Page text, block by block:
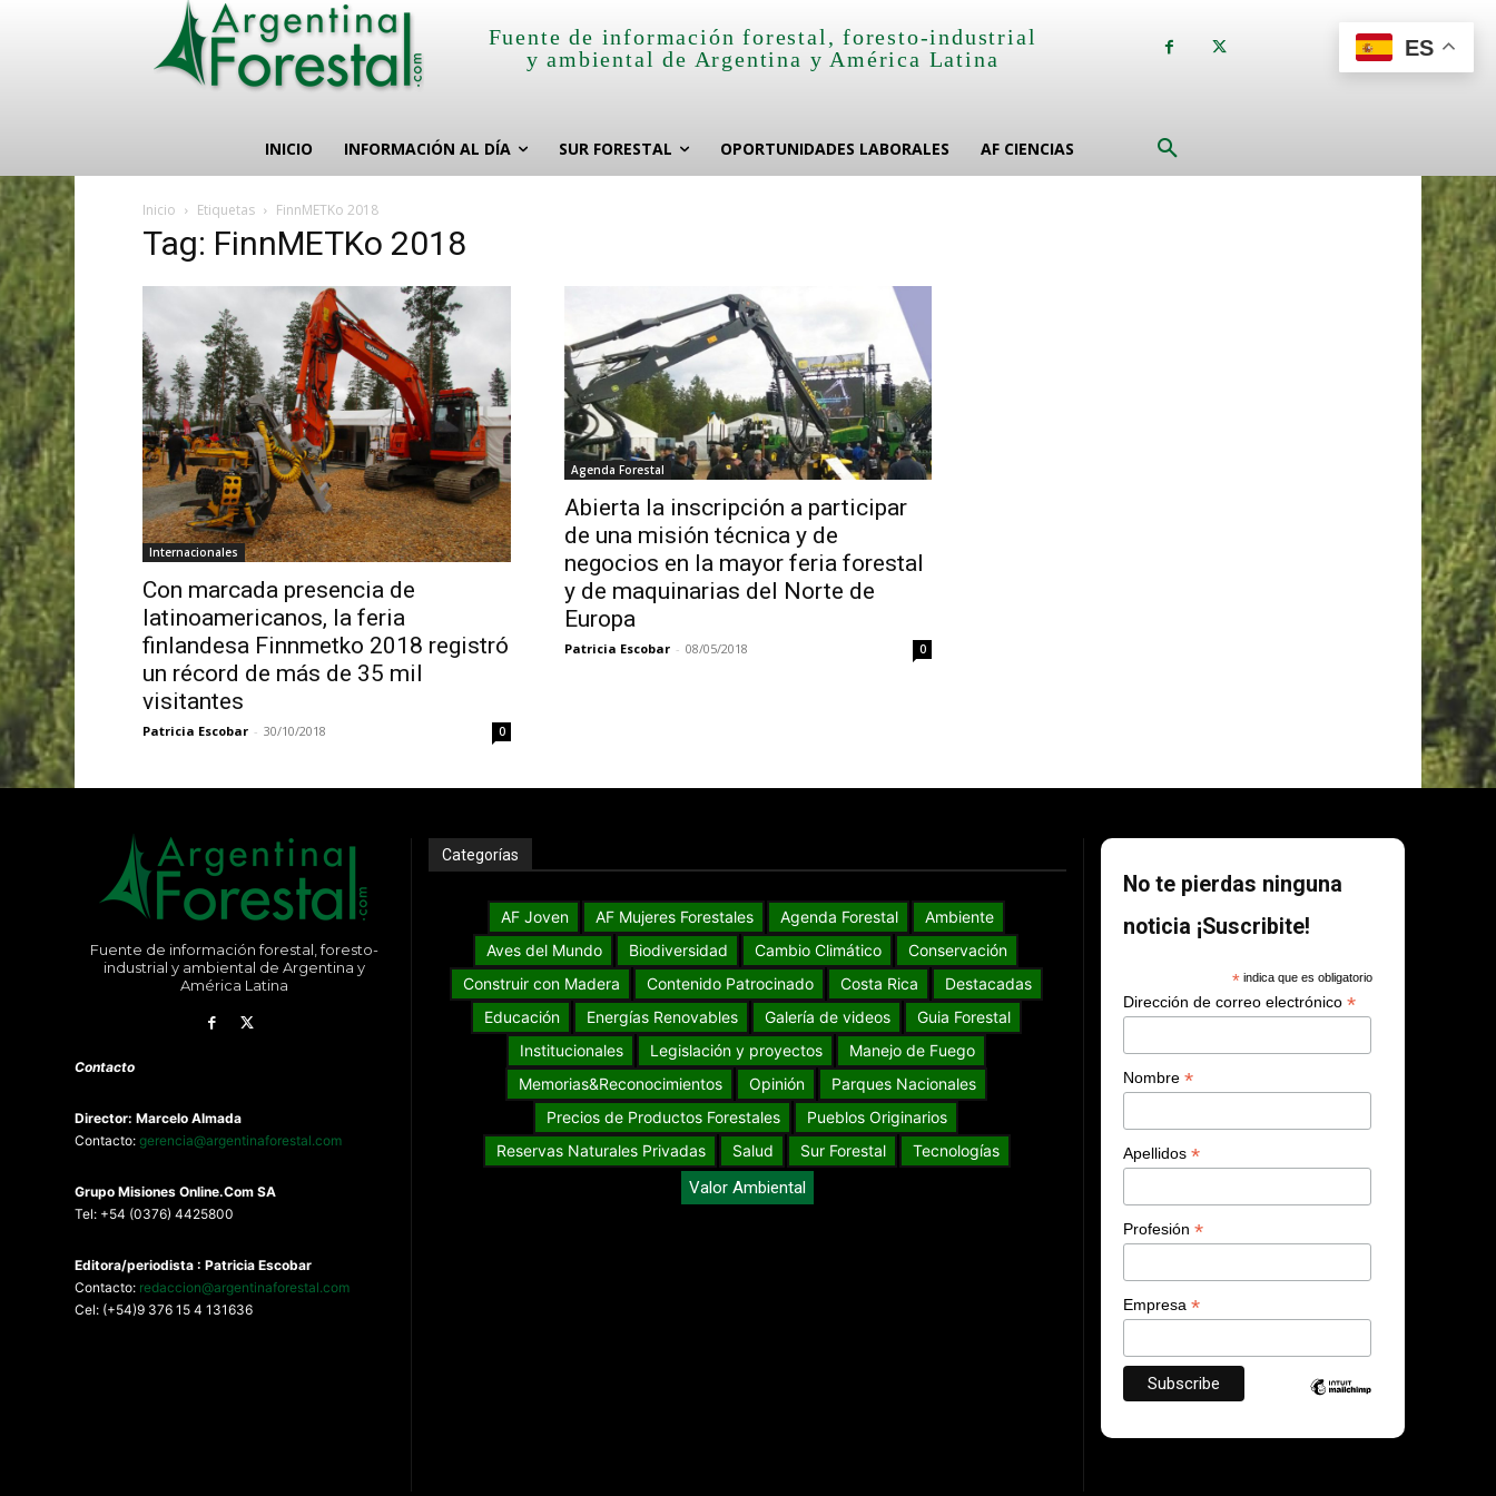
Fuente de información forestal, foresto-industrial
y ambiental de Argentina y América Latina
INICIO INFORMACIÓN AL DÍA SUR FORESTAL OPORTUNIDADES LABORALES AF CIENCIAS
Inicio Etiquetas FinnMETKo 2018
Tag: FinnMETKo 2018
Internacionales
Con marcada presencia de
latinoamericanos, la feria
finlandesa Finnmetko 2018 registró
un récord de más de 35 mil
visitantes
Patricia Escobar - 30/10/2018 0
Agenda Forestal
Abierta la inscripción a participar
de una misión técnica y de
negocios en la mayor feria forestal
y de maquinarias del Norte de
Europa
Patricia Escobar - 08/05/2018 0
Fuente de información forestal, foresto-
industrial y ambiental de Argentina y
América Latina
Contacto
Director: Marcelo Almada
Contacto: gerencia@argentinaforestal.com
Grupo MisionesOnline.Com SA
Tel: +54 (0376) 4425800
Editora/periodista : Patricia Escobar
Contacto: redaccion@argentinaforestal.com
Cel: (+54)9 376 15 4 131636
Categorías
AF Joven AF Mujeres Forestales Agenda Forestal
Ambiente
Aves del Mundo
Biodiversidad Cambio Climático
Conservación
Construir con Madera
Contenido Patrocinado Costa Rica
Destacadas
Educación
Energías Renovables Galería de videos
Guia Forestal
Institucionales
Legislación y proyectos
Manejo de Fuego
Memorias&Reconocimientos
Opinión
Parques Nacionales
Precios de Productos Forestales
Pueblos Originarios
Reservas Naturales Privadas
Salud Sur Forestal Tecnologías
Valor Ambiental
No te pierdas ninguna
noticia ¡Suscribite!
*indica que es obligatorio
Dirección de correo electrónico*
Nombre*
Apellidos*
Profesión*
Empresa*
ES